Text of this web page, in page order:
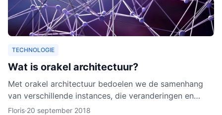
TECHNOLOGIE
Wat is orakel architectuur?
Met orakel architectuur bedoelen we de samenhang
van verschillende instances, die veranderingen en
activiteiten in het netwerk noteren. Een orakel is erg
Floris·20 september 2018